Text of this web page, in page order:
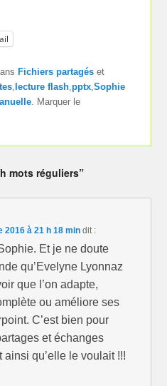
Fichiers partagés et
lecture flash ,pptx ,Sophie
. Marquer le
mots réguliers”
2016 à 21 h 18 min dit :
Et je ne doute
qu’Evelyne Lyonnaz
que l’on adapte,
ou améliore ses
C’est bien pour
et échanges
ainsi qu’elle le voulait !!!